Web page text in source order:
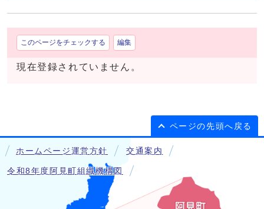
このページをチェックする 編集
現在登録されていません。
ページの先頭へ戻る
ホームページ運営方針 交通案内
令和8年度阿見町組織機構図